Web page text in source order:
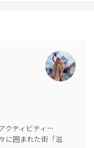
め、ご予約者様（事前
短時間の訪問（サウナ
お断りいたします。 防
場合、即刻ご退去いた
以下の費用を各予約シ
※規定外の人数での利用
クティビティ…
に囲まれた街「滋